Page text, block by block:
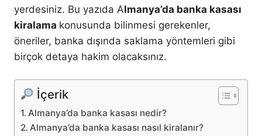
yerdesiniz. Bu yazıda Almanya’da banka kasası
kiralama konusunda bilinmesi gerekenler,
öneriler, banka dışında saklama yöntemleri gibi
birçok detaya hakim olacaksınız.
İçerik
Almanya’da banka kasası nedir?
Almanya’da banka kasası nasıl kiralanır?